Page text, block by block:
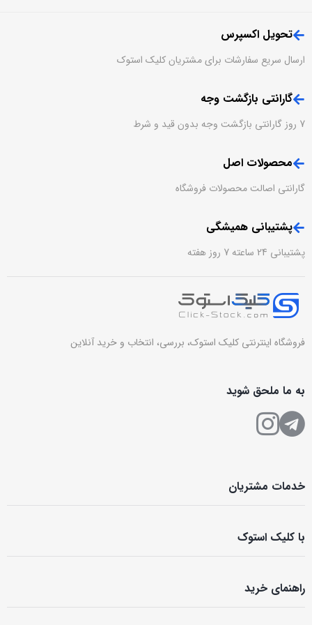
تحویل اکسپرس
ارسال سریع سفارشات برای مشتریان کلیک استوک
گارانتی بازگشت وجه
7 روز گارانتی بازگشت وجه بدون قید و شرط
محصولات اصل
گارانتی اصالت محصولات فروشگاه
پشتیبانی همیشگی
پشتیبانی 24 ساعته 7 روز هفته
فروشگاه اینترنتی کلیک استوک، بررسی، انتخاب و خرید آنلاین
به ما ملحق شوید
خدمات مشتریان
با کلیک استوک
راهنمای خرید